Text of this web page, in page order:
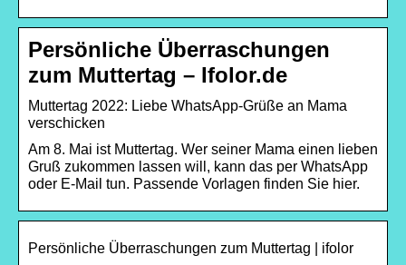
Persönliche Überraschungen
zum Muttertag – Ifolor.de
Muttertag 2022: Liebe WhatsApp-Grüße an Mama
verschicken
Am 8. Mai ist Muttertag. Wer seiner Mama einen lieben
Gruß zukommen lassen will, kann das per WhatsApp
oder E-Mail tun. Passende Vorlagen finden Sie hier.
Persönliche Überraschungen zum Muttertag | ifolor